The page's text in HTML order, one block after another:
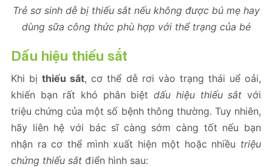
Trẻ sơ sinh dễ bị thiếu sắt nếu không được bú mẹ hay
dùng sữa công thức phù hợp với thể trạng của bé
Dấu hiệu thiếu sắt
Khi bịthiếu sắt, cơ thể dễ rơi vào trạng thái uể oải,
khiến bạn rất khó phân biệtdấu hiệu thiếu sắt với
triệu chứng của một số bệnh thông thường. Tuy nhiên,
hãy liên hệ với bác sĩ càng sớm càng tốt nếu bạn
nhận ra cơ thể mình xuất hiện một hoặc nhiều triệu
chứng thiếu sắt điển hình sau: